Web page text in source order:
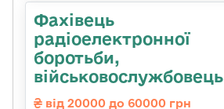
Фахівець
радіоелектронної
боротьби,
військовослужбовець
від 20000 до 60000 грн